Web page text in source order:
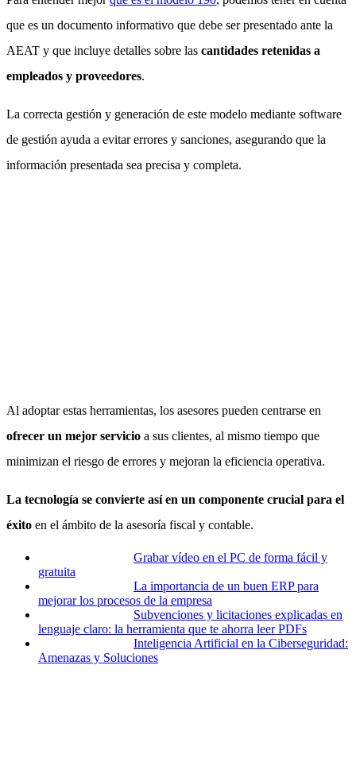
que es un documento informativo que debe ser presentado ante la
AEAT y que incluye detalles sobre las cantidades retenidas a
empleados y proveedores.
La correcta gestión y generación de este modelo mediante software
de gestión ayuda a evitar errores y sanciones, asegurando que la
información presentada sea precisa y completa.
Al adoptar estas herramientas, los asesores pueden centrarse en
ofrecer un mejor servicio a sus clientes, al mismo tiempo que
minimizan el riesgo de errores y mejoran la eficiencia operativa.
La tecnología se convierte así en un componente crucial para el
éxito en el ámbito de la asesoría fiscal y contable.
Grabar vídeo en el PC de forma fácil y
gratuita
La importancia de un buen ERP para
mejorar los procesos de la empresa
Subvenciones y licitaciones explicadas en
lenguaje claro: la herramienta que te ahorra leer PDFs
Inteligencia Artificial en la Ciberseguridad:
Amenazas y Soluciones